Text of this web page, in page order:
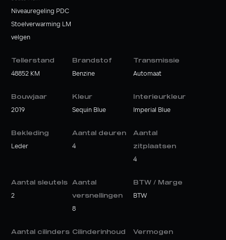
Niveauregeling PDC
Stoelverwarming LM
velgen
Tellerstand
48852 KM
Brandstof
Benzine
Transmissie
Automaat
Bouwjaar
2019
Kleur
Sequin Blue
Interieurkleur
Imperial Blue
Bekleding
Leder
Aantal deuren
4
Aantal
zitplaatsen
4
Aantal sleutels
2
Aantal
versnellingen
8
BTW / Marge
BTW
Aantal cilinders Cilinderinhoud Vermogen